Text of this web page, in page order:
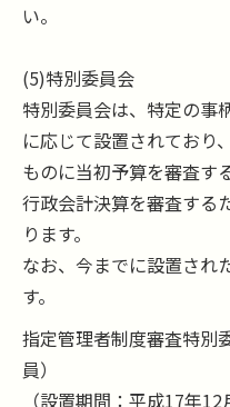
い。
(5)特別委員会
特別委員会は、特定の事
に応じて設置されており
ものに当初予算を審査す
行政会計決算を審査する
ります。
なお、今までに設置され
す。
指定管理者制度審査特別
員）
（設置期間：平成17年12